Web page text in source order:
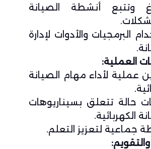
وتتبع أنشطة الصيانة
البرمجيات والأدوات لإدارة
العملية:
عملية لأداء مهام الصيانة
حالة تتعلق بسيناريوهات
الكهربائية.
جماعية لتعزيز التعلم.
والتقويم: